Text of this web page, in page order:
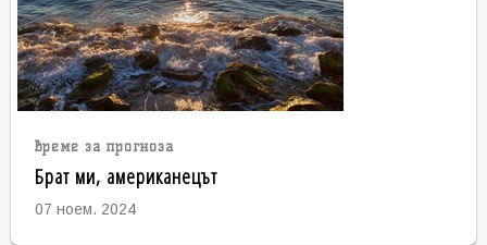
време за прогноза
Брат ми, американецът
07 ноем. 2024